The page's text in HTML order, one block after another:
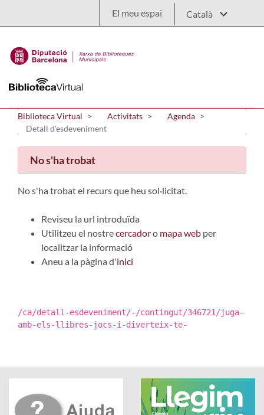
El meu espai
Biblioteca Virtual Activitats
Agenda
Detall d'esdeveniment
No s'ha trobat
No s'ha trobat el recurs que heu sol·licitat.
Reviseu la url introduïda
Utilitzeu el nostrecercadoro mapa web per
localitzar la informació
Aneu a la pàgina d'inici
/ca/detall-esdeveniment/-/contingut/346721/juga-
amb-els-llibres-jocs-i-diverteix-te-